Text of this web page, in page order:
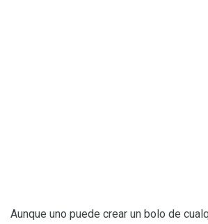
Aunque uno puede crear un bolo de